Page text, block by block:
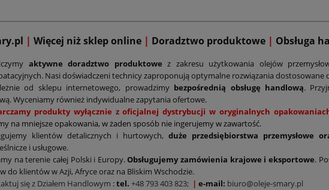
| Więcej niż sklep online | Doradztwo produktowe | Obsługa
aktywne doradztwo produktowe z zakresu użytkowania olejów
Nasi doświadczeni technicy zaproponują optymalne rozwiązania dostosowane
od sklepu internetowego, prowadzimy bezpośrednią obsługę handlową.
Wyceniamy również indywidualne zapytania ofertowe.
produkty wyłącznie z oficjalnej dystrybucji w oryginalnych
na mniejsze opakowania, w żaden sposób nie ingerujemy w zawartość.
klientów detalicznych i hurtowych, duże przedsiębiorstwa przemysłowe
i usługowe.
na terenie całej Polski i Europy.Obsługujemy zamówienia krajowe i eksportowe.
do klientów w Azji, Afryce oraz na Bliskim Wschodzie.
się z Działem Handlowym :tel. +48 793 403 823; | e-mail: biuro@oleje-smary.pl